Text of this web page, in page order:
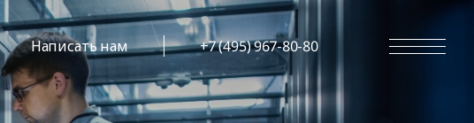
Написать нам +7 (495) 967-80-80